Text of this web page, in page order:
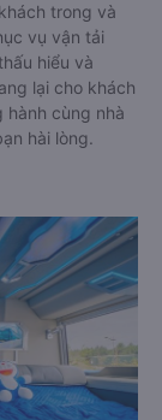
trong và
vụ vận tải
hiểu và
lại cho khách
cùng nhà
hài lòng.